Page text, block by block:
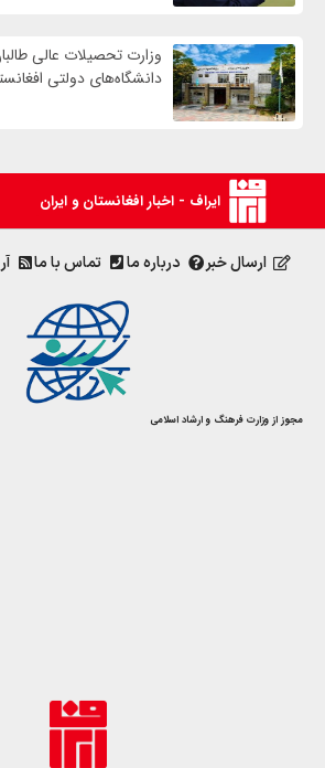
دانشگاه‌های دولتی
ایراف - اخبار افغانستان و ایران
ارسال خبر درباره ما تماس با ما
مجوز از وزارت فرهنگ و ارشاد اسلامی